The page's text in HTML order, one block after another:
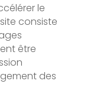
le
consiste
être
des